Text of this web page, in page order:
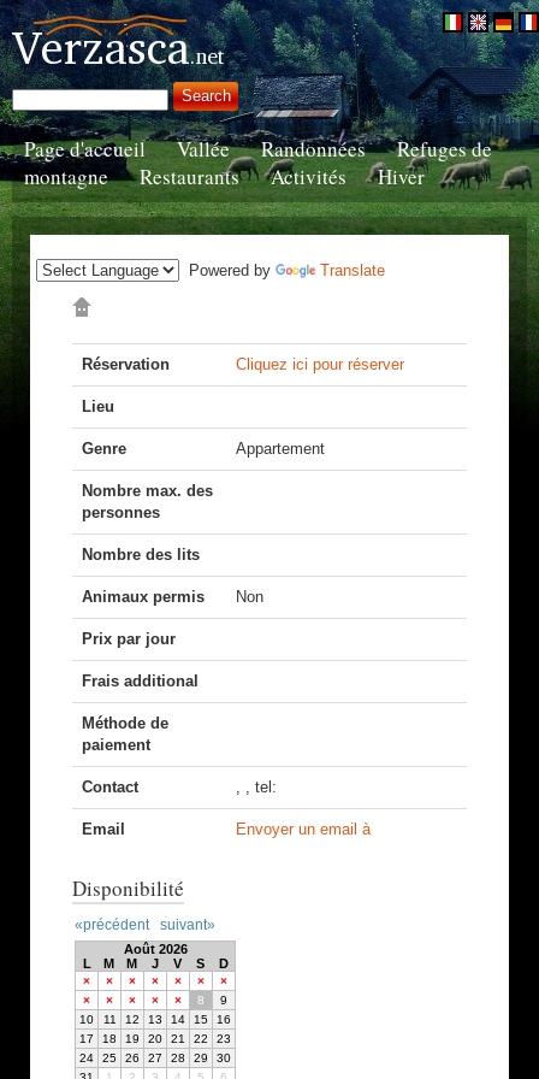
Page d'accueil Vallée Randonnées
Refuges de
montagne
Restaurants Activités Hiver
Powered by Translate
Réservation Cliquez ici pour réserver
Lieu
Genre Appartement
Nombre max. des
personnes
Nombre des lits
Animaux permis Non
Prix par jour
Frais additional
Méthode de
paiement
Contact , , tel:
Email Envoyer un email à
Disponibilité